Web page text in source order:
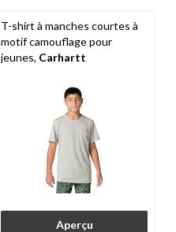
T-shirt à manches courtes à
motif camouflage pour
jeunes, Carhartt
Aperçu